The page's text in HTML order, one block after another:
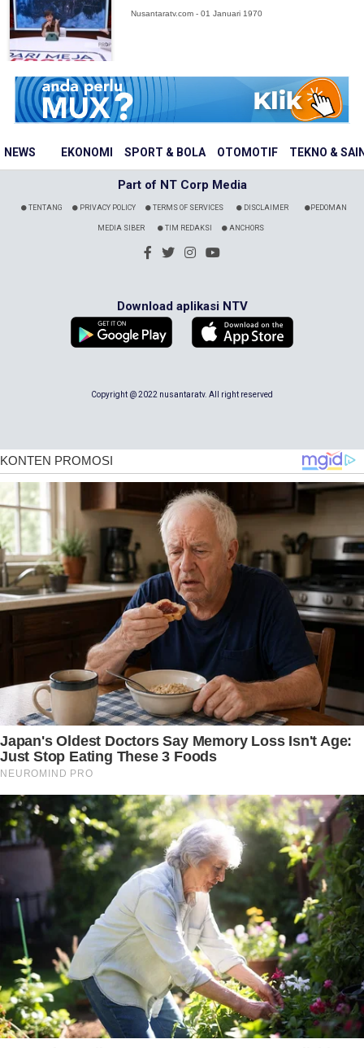
NEWS EKONOMI SPORT & BOLA OTOMOTIF TEKNO &
Nusantaratv.com - 01 Januari 1970
Part of NT Corp Media
TENTANG PRIVACY POLICY TERMS OF SERVICES DISCLAIMER PEDOMAN
MEDIA SIBER TIM REDAKSI ANCHORS
Download aplikasi NTV
Copyright @ 2022 nusantaratv. All right reserved